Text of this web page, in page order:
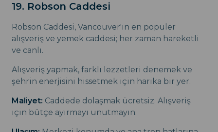
19. Robson Caddesi
Robson Caddesi, Vancouver'ın en popüler
alışveriş ve yemek caddesi; her zaman hareketli
ve canlı.
Alışveriş yapmak, farklı lezzetleri denemek ve
şehrin enerjisini hissetmek için harika bir yer.
Maliyet: Caddede dolaşmak ücretsiz. Alışveriş
için bütçe ayırmayı unutmayın.